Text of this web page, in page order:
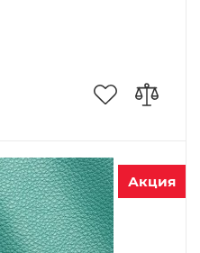
Акция